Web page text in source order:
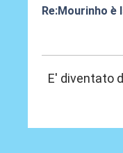
Re:Mourinho è
E' diventato